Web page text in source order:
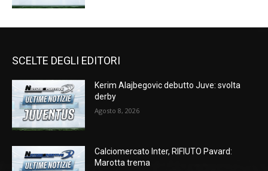
SCELTE DEGLI EDITORI
Kerim Alajbegovic debutto Juve: svolta
derby
Agosto 8, 2026
Calciomercato Inter, RIFIUTO Pavard:
Marotta trema